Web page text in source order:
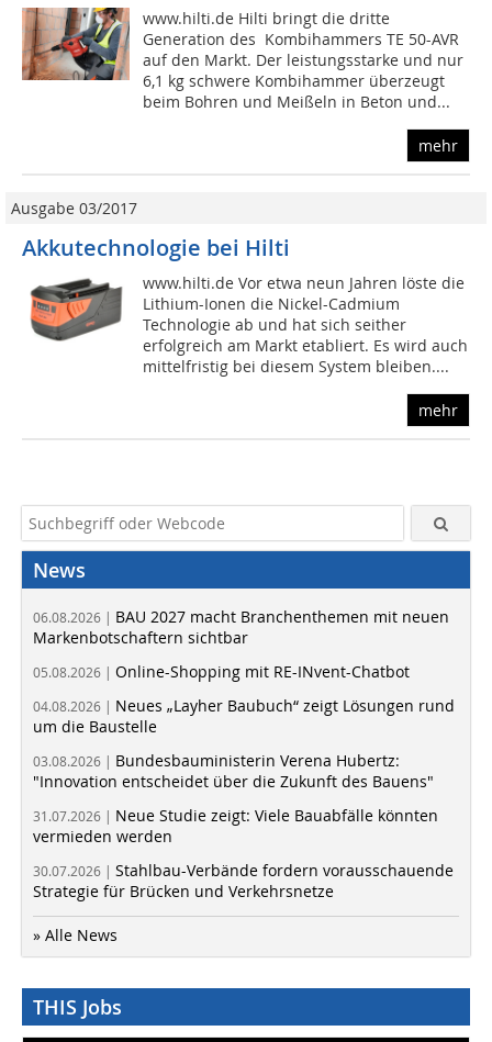
www.hilti.de Hilti bringt die dritte
Generation des Kombihammers TE 50-AVR
auf den Markt. Der leistungsstarke und nur
6,1 kg schwere Kombihammer überzeugt
beim Bohren und Meißeln in Beton und...
mehr
Ausgabe 03/2017
Akkutechnologie bei Hilti
www.hilti.de Vor etwa neun Jahren löste die
Lithium-Ionen die Nickel-Cadmium
Technologie ab und hat sich seither
erfolgreich am Markt etabliert. Es wird auch
mittelfristig bei diesem System bleiben....
mehr
News
06.08.2026 | BAU 2027 macht Branchenthemen mit neuen
Markenbotschaftern sichtbar
05.08.2026 | Online-Shopping mit RE-INvent-Chatbot
04.08.2026 | Neues „Layher Baubuch“ zeigt Lösungen rund
um die Baustelle
03.08.2026 | Bundesbauministerin Verena Hubertz:
"Innovation entscheidet über die Zukunft des Bauens"
31.07.2026 | Neue Studie zeigt: Viele Bauabfälle könnten
vermieden werden
30.07.2026 | Stahlbau-Verbände fordern vorausschauende
Strategie für Brücken und Verkehrsnetze
» Alle News
THIS Jobs